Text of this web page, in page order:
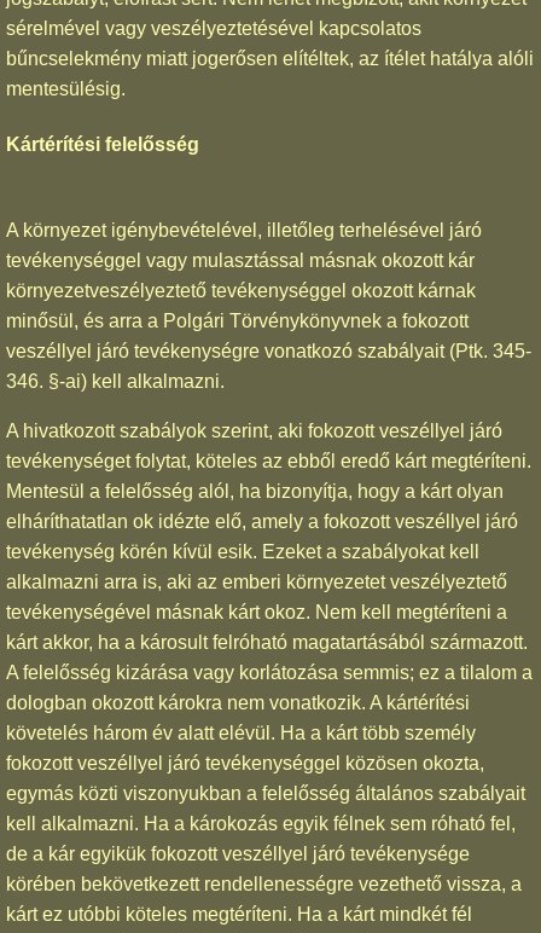
sérelmével vagy veszélyeztetésével kapcsolatos
bűncselekmény miatt jogerősen elítéltek, az ítélet hatálya alóli
mentesülésig.
Kártérítési felelősség
A környezet igénybevételével, illetőleg terhelésével járó
tevékenységgel vagy mulasztással másnak okozott kár
környezetveszélyeztető tevékenységgel okozott kárnak
minősül, és arra a Polgári Törvénykönyvnek a fokozott
veszéllyel járó tevékenységre vonatkozó szabályait (Ptk. 345-
346. §-ai) kell alkalmazni.
A hivatkozott szabályok szerint, aki fokozott veszéllyel járó
tevékenységet folytat, köteles az ebből eredő kárt megtéríteni.
Mentesül a felelősség alól, ha bizonyítja, hogy a kárt olyan
elháríthatatlan ok idézte elő, amely a fokozott veszéllyel járó
tevékenység körén kívül esik. Ezeket a szabályokat kell
alkalmazni arra is, aki az emberi környezetet veszélyeztető
tevékenységével másnak kárt okoz. Nem kell megtéríteni a
kárt akkor, ha a károsult felróható magatartásából származott.
A felelősség kizárása vagy korlátozása semmis; ez a tilalom a
dologban okozott károkra nem vonatkozik. A kártérítési
követelés három év alatt elévül. Ha a kárt több személy
fokozott veszéllyel járó tevékenységgel közösen okozta,
egymás közti viszonyukban a felelősség általános szabályait
kell alkalmazni. Ha a károkozás egyik félnek sem róható fel,
de a kár egyikük fokozott veszéllyel járó tevékenysége
körében bekövetkezett rendellenességre vezethető vissza, a
kárt ez utóbbi köteles megtéríteni. Ha a kárt mindkét fél